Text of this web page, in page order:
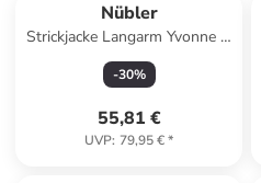
Nübler
Strickjacke Langarm Yvonne in
Anthrazit
-30%
55,81 €
UVP: 79,95 €*